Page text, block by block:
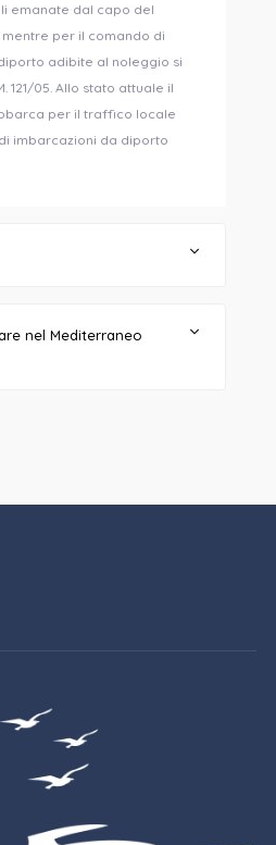
emanate dal capo del
per il comando di
adibite al noleggio si
121/05. Allo stato attuale il
per il traffico locale
imbarcazioni da diporto
nel Mediterraneo